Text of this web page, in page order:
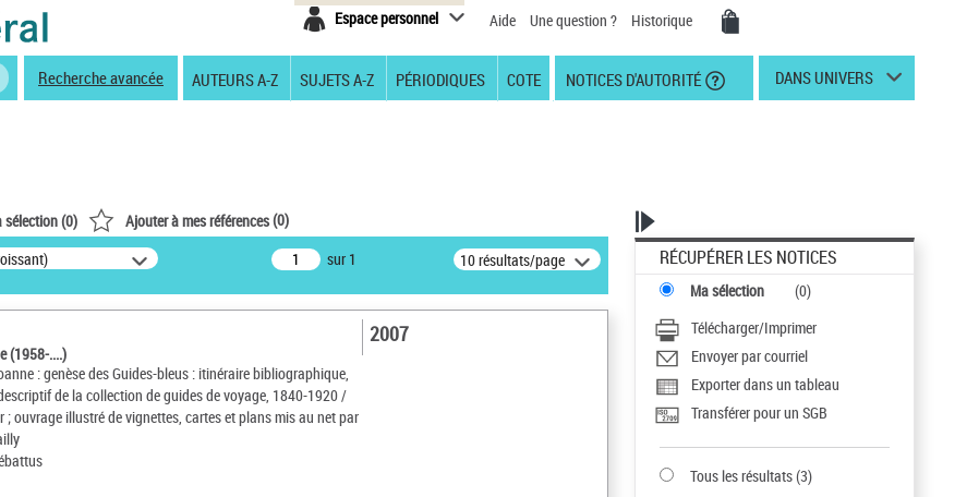
Espace personnel Aide Une question ? Historique
Recherche avancée AUTEURS A-Z SUJETS A-Z PÉRIODIQUES COTE NOTICES D'AUTORITÉ DANS UNIVERS
sélection (0) Ajouter à mes références(0)
sur 1 10 résultats/page
(1958-....)
: genèse des Guides-bleus : itinéraire bibliographique,
de la collection de guides de voyage, 1840-1920 /
; ouvrage illustré de vignettes, cartes et plans mis au net par
2007
RÉCUPÉRER LES NOTICES
Ma sélection (0)
Télécharger/Imprimer
Envoyer par courriel
Exporter dans un tableau
Transférer pour un SGB
Tous les résultats(3)